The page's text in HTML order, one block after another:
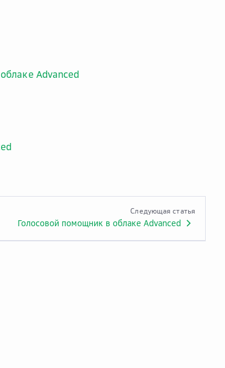
Advanced
Следующая статья
Голосовой помощник в облаке Advanced